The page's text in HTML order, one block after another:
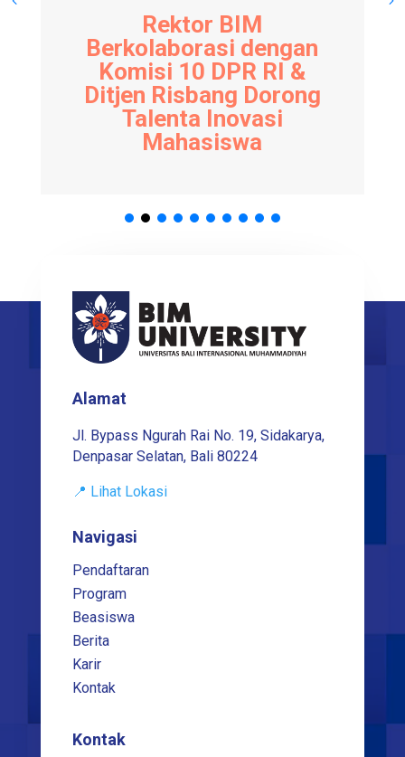
Rektor BIM
Berkolaborasi dengan
Komisi 10 DPR RI &
Ditjen Risbang Dorong
Talenta Inovasi
Mahasiswa
Alamat
Jl. Bypass Ngurah Rai No. 19, Sidakarya,
Denpasar Selatan, Bali 80224
📍 Lihat Lokasi
Navigasi
Pendaftaran
Program
Beasiswa
Berita
Karir
Kontak
Kontak